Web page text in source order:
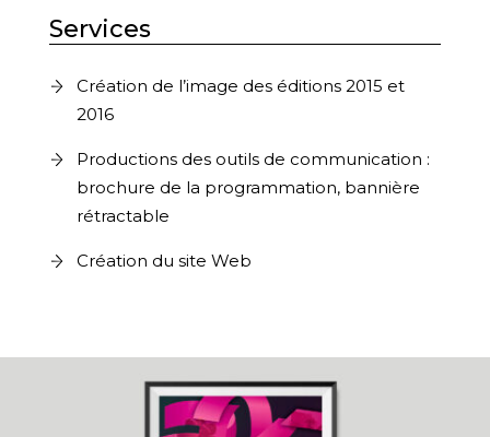
Services
Création de l’image des éditions 2015 et
2016
Productions des outils de communication :
brochure de la programmation, bannière
rétractable
Création du site Web